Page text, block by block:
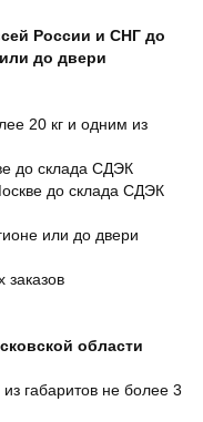
России и СНГ до
до двери
20 кг и одним из
до склада СДЭК
до склада СДЭК
или до двери
заказов
области
габаритов не более 3